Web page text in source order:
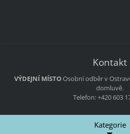
Kontakt
VÝDEJNÍ MÍSTOOsobní odběr v
domluvě.
Telefon: +420 603
Kategorie